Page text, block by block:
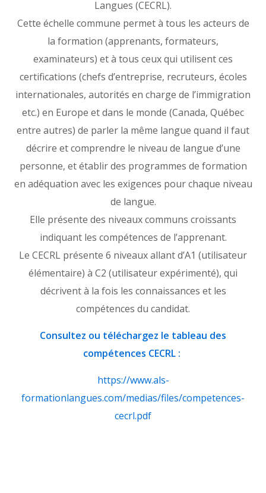
Langues (CECRL).
Cette échelle commune permet à tous les acteurs de
la formation (apprenants, formateurs,
examinateurs) et à tous ceux qui utilisent ces
certifications (chefs d’entreprise, recruteurs, écoles
internationales, autorités en charge de l’immigration
etc.) en Europe et dans le monde (Canada, Québec
entre autres) de parler la même langue quand il faut
décrire et comprendre le niveau de langue d’une
personne, et établir des programmes de formation
en adéquation avec les exigences pour chaque niveau
de langue.
Elle présente des niveaux communs croissants
indiquant les compétences de l’apprenant.
Le CECRL présente 6 niveaux allant d’A1 (utilisateur
élémentaire) à C2 (utilisateur expérimenté), qui
décrivent à la fois les connaissances et les
compétences du candidat.
Consultez ou téléchargez le tableau des
compétences CECRL :
https://www.als-
formationlangues.com/medias/files/competences-
cecrl.pdf